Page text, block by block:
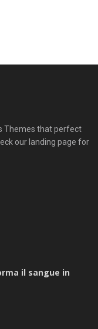
Themes that perfect
our landing page for
il sangue in